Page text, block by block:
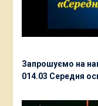
Запрошуємо на
014.03 Середня